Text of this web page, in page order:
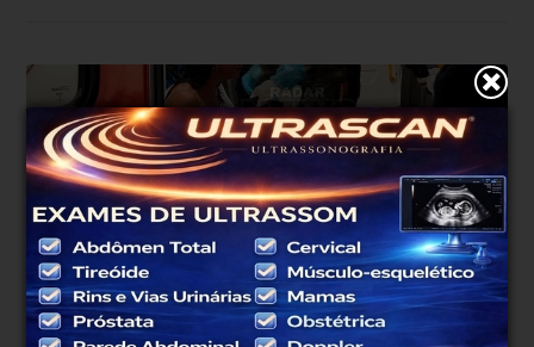
Polícia Há 2 dias